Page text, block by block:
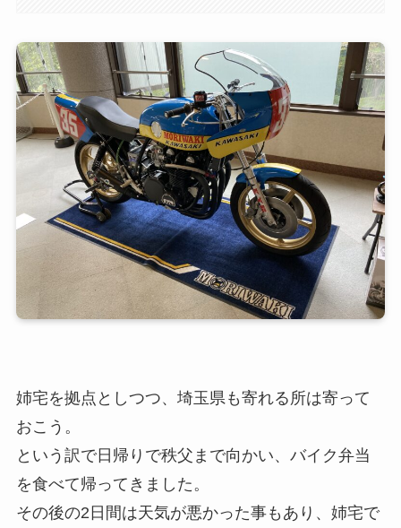
姉宅を拠点としつつ、埼玉県も寄れる所は寄って
おこう。
という訳で日帰りで秩父まで向かい、バイク弁当
を食べて帰ってきました。
その後の2日間は天気が悪かった事もあり、姉宅で